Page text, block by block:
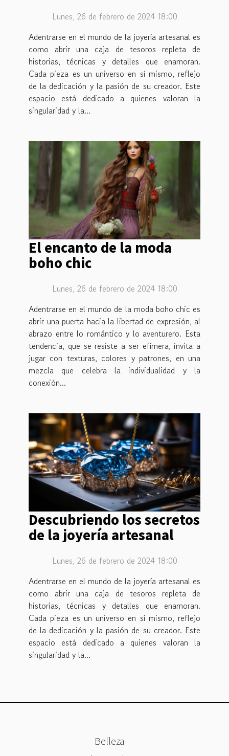
Lunes, 26 de febrero de 2024 18:00
Adentrarse en el mundo de la joyería artesanal es
como abrir una caja de tesoros repleta de
historias, técnicas y detalles que enamoran.
Cada pieza es un universo en sí mismo, reflejo
de la dedicación y la pasión de su creador. Este
espacio está dedicado a quienes valoran la
singularidad y la...
El encanto de la moda
boho chic
Lunes, 26 de febrero de 2024 18:00
Adentrarse en el mundo de la moda boho chic es
abrir una puerta hacia la libertad de expresión, al
abrazo entre lo romántico y lo aventurero. Esta
tendencia, que se resiste a ser efímera, invita a
jugar con texturas, colores y patrones, en una
mezcla que celebra la individualidad y la
conexión...
Descubriendo los secretos
de la joyería artesanal
Lunes, 26 de febrero de 2024 18:00
Adentrarse en el mundo de la joyería artesanal es
como abrir una caja de tesoros repleta de
historias, técnicas y detalles que enamoran.
Cada pieza es un universo en sí mismo, reflejo
de la dedicación y la pasión de su creador. Este
espacio está dedicado a quienes valoran la
singularidad y la...
Belleza